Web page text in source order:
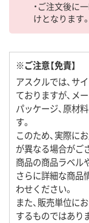
・ご注文後に
けとなります。
※ご注意【免責】
アスクルでは、サ
ておりますが、メ
パッケージ、原材
す。
このため、実際に
が異なる場合がご
商品の商品ラベル
さらに詳細な商品
わせください。
また、販売単位に
するものではあり